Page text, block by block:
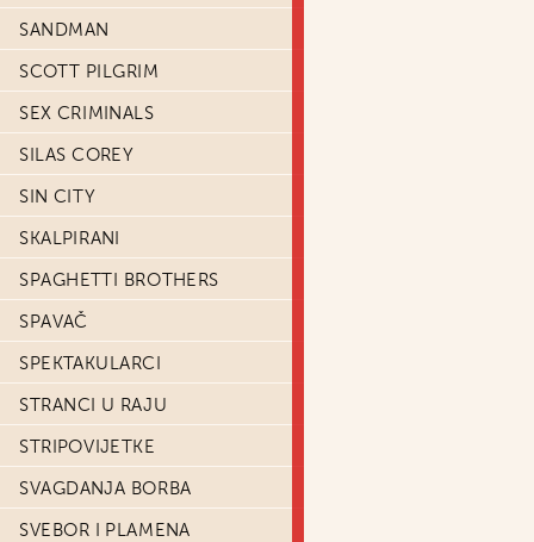
SANDMAN
SCOTT PILGRIM
SEX CRIMINALS
SILAS COREY
SIN CITY
SKALPIRANI
SPAGHETTI BROTHERS
SPAVAČ
SPEKTAKULARCI
STRANCI U RAJU
STRIPOVIJETKE
SVAGDANJA BORBA
SVEBOR I PLAMENA